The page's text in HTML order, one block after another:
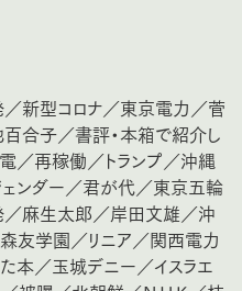
／新型コロナ／東京電力 ／菅
合子／書評・本箱で紹介し
／再稼働／トランプ／沖縄
ンダー／君が代／東京五輪
／麻生太郎／岸田文雄／沖
森友学園／リニア／関西電力
本／玉城デニー／イスラエ